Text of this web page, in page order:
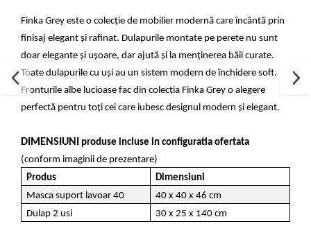
Finka Grey este o colecție de mobilier modernă care încântă prin
finisaj elegant și rafinat. Dulapurile montate pe perete nu sunt
doar elegante și ușoare, dar ajută și la menținerea băii curate.
Toate dulapurile cu uși au un sistem modern de închidere soft.
Fronturile albe lucioase fac din colecția Finka Grey o alegere
perfectă pentru toți cei care iubesc designul modern și elegant.
DIMENSIUNI
produse incluse in configuratia ofertata
(conform imaginii de prezentare)
Produs
Dimensiuni
Masca suport lavoar 40
40 x 40 x 46 cm
Dulap 2 usi
30 x 25 x 140 cm